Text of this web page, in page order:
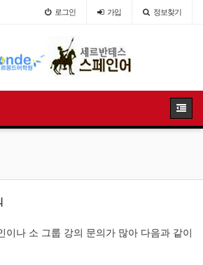
로그인 가입 정보찾기
이나 소 그룹 강의 문의가 많아 다음과 같이